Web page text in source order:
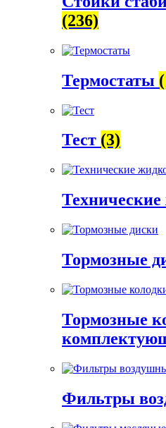
(236)
Термостаты
Тест (3)
Тормозные
Тормозные
Фильтры